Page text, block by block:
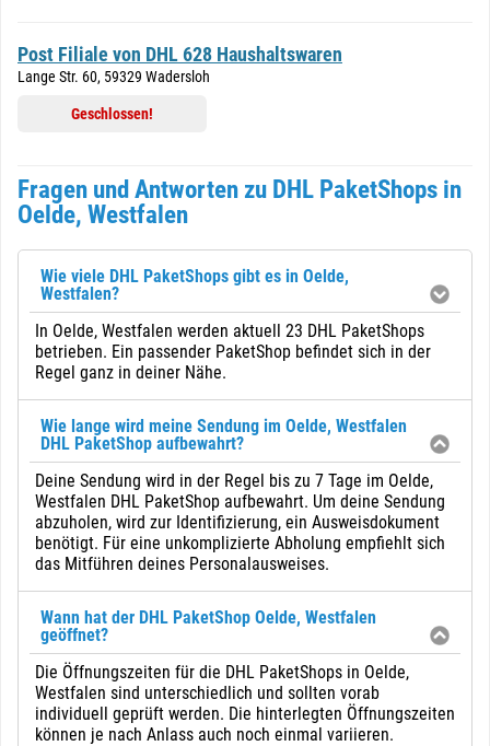
Post Filiale von DHL 628 Haushaltswaren
Lange Str. 60, 59329 Wadersloh
Geschlossen!
Fragen und Antworten zu DHL PaketShops in
Oelde, Westfalen
Wie viele DHL PaketShops gibt es in Oelde,
Westfalen?
In Oelde, Westfalen werden aktuell 23 DHL PaketShops
betrieben. Ein passender PaketShop befindet sich in der
Regel ganz in deiner Nähe.
Wie lange wird meine Sendung im Oelde, Westfalen
DHL PaketShop aufbewahrt?
Deine Sendung wird in der Regel bis zu 7 Tage im Oelde,
Westfalen DHL PaketShop aufbewahrt. Um deine Sendung
abzuholen, wird zur Identifizierung, ein Ausweisdokument
benötigt. Für eine unkomplizierte Abholung empfiehlt sich
das Mitführen deines Personalausweises.
Wann hat der DHL PaketShop Oelde, Westfalen
geöffnet?
Die Öffnungszeiten für die DHL PaketShops in Oelde,
Westfalen sind unterschiedlich und sollten vorab
individuell geprüft werden. Die hinterlegten Öffnungszeiten
können je nach Anlass auch noch einmal variieren.